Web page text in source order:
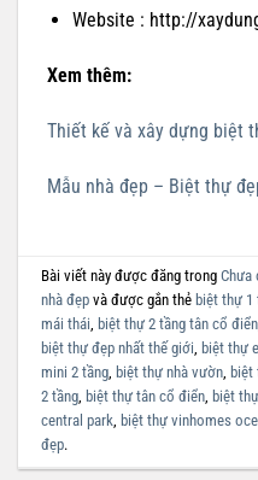
Website : http://
Xem thêm:
Thiết kế và xây dựng biệt
Mẫu nhà đẹp – Biệt thự
Bài viết này được đăng trongChưa
nhà đẹp và được gắn thẻ biệt thự 1
mái thái biệt thự 2 tầng tân cổ điển
biệt thự đẹp nhất thế giới biệt thự
mini 2 tầng biệt thự nhà vườn biệt
2 tầng biệt thự tân cổ điển biệt
central park biệt thự vinhomes
đẹp.